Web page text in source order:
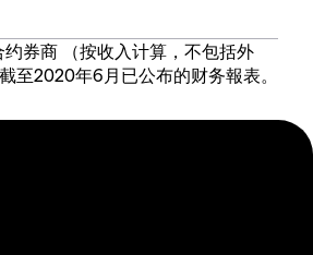
券商 （按收入计算，不包括外
至2020年6月已公布的财务報表。